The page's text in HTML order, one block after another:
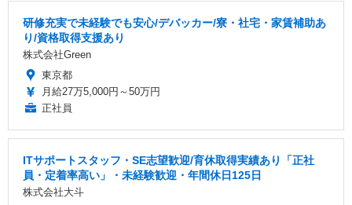
研修充実で未経験でも安心/デバッカー/寮・社宅・家賃補助あ
り/資格取得支援あり
株式会社Green
東京都
月給27万5,000円～50万円
正社員
ITサポートスタッフ・SE志望歓迎/育休取得実績あり「正社
員・定着率高い」・未経験歓迎・年間休日125日
株式会社大斗